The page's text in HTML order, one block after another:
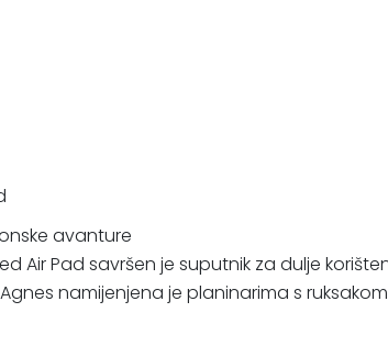
avanture
Air Pad savršen je suputnik za dulje
namijenjena je planinarima s